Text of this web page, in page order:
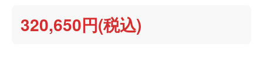
320,650円(税込)